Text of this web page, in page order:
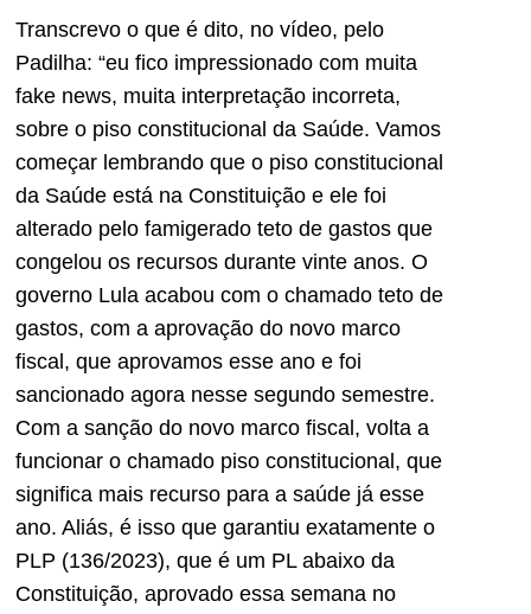
Transcrevo o que é dito, no vídeo, pelo
Padilha: “eu fico impressionado com muita
fake news, muita interpretação incorreta,
sobre o piso constitucional da Saúde. Vamos
começar lembrando que o piso constitucional
da Saúde está na Constituição e ele foi
alterado pelo famigerado teto de gastos que
congelou os recursos durante vinte anos. O
governo Lula acabou com o chamado teto de
gastos, com a aprovação do novo marco
fiscal, que aprovamos esse ano e foi
sancionado agora nesse segundo semestre.
Com a sanção do novo marco fiscal, volta a
funcionar o chamado piso constitucional, que
significa mais recurso para a saúde já esse
ano. Aliás, é isso que garantiu exatamente o
PLP (136/2023), que é um PL abaixo da
Constituição, aprovado essa semana no